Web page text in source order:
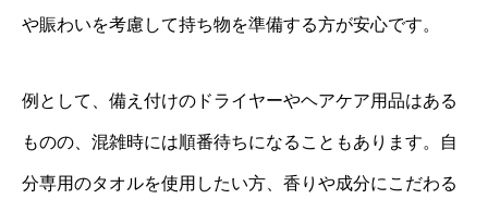
や賑わいを考慮して持ち物を準備する方が安心です。
例として、備え付けのドライヤーやヘアケア用品はある
ものの、混雑時には順番待ちになることもあります。自
分専用のタオルを使用したい方、香りや成分にこだわる